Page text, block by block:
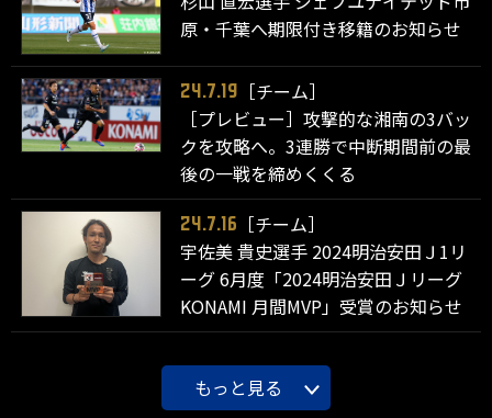
原・千葉へ期限付き移籍のお知らせ
24.7.19
［チーム］
［プレビュー］攻撃的な湘南の3バッ
クを攻略へ。3連勝で中断期間前の最
後の一戦を締めくくる
24.7.16
［チーム］
宇佐美 貴史選手 2024明治安田Ｊ1リ
ーグ 6月度「2024明治安田Ｊリーグ
KONAMI 月間MVP」受賞のお知らせ
もっと見る